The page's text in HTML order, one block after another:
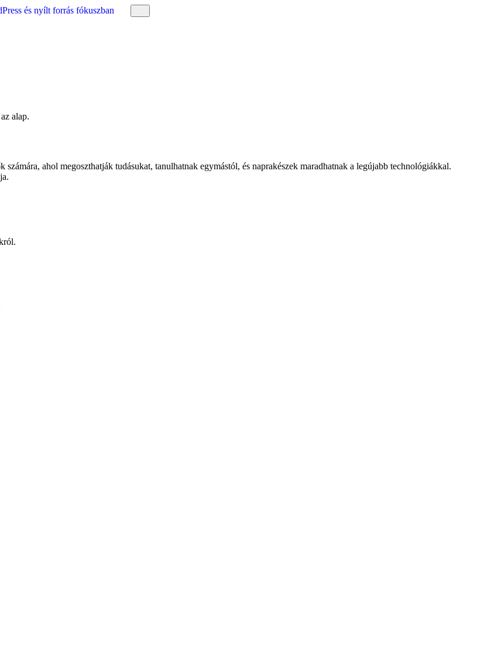
és nyílt forrás fókuszban
alap.
ahol megoszthatják tudásukat, tanulhatnak egymástól, és naprakészek maradhatnak a legújabb technológiákkal.